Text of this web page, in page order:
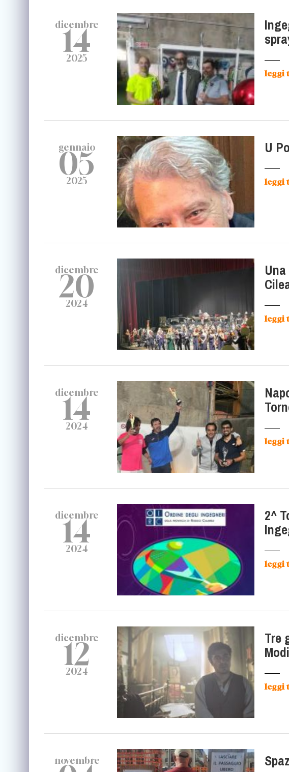
dicembre
14
2025
leggi
gennaio
05
2025
U
leggi
dicembre
20
2024
leggi
dicembre
14
2024
leggi
dicembre
14
2024
2^
leggi
dicembre
12
2024
Tre
leggi
novembre